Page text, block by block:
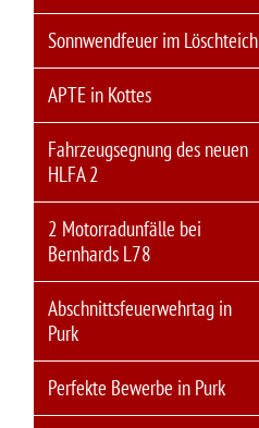
Sonnwendfeuer im Löschteich
APTE in Kottes
Fahrzeugsegnung des neuen
HLFA 2
2 Motorradunfälle bei
Bernhards L78
Abschnittsfeuerwehrtag in
Purk
Perfekte Bewerbe in Purk